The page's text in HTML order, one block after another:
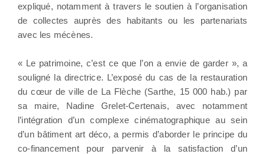
expliqué, notamment à travers le soutien à l’organisation
de collectes auprès des habitants ou les partenariats
avec les mécènes.
« Le patrimoine, c’est ce que l’on a envie de garder », a
souligné la directrice. L’exposé du cas de la restauration
du cœur de ville de La Flèche (Sarthe, 15 000 hab.) par
sa maire, Nadine Grelet-Certenais, avec notamment
l’intégration d’un complexe cinématographique au sein
d’un bâtiment art déco, a permis d’aborder le principe du
co-financement pour parvenir à la satisfaction d’un